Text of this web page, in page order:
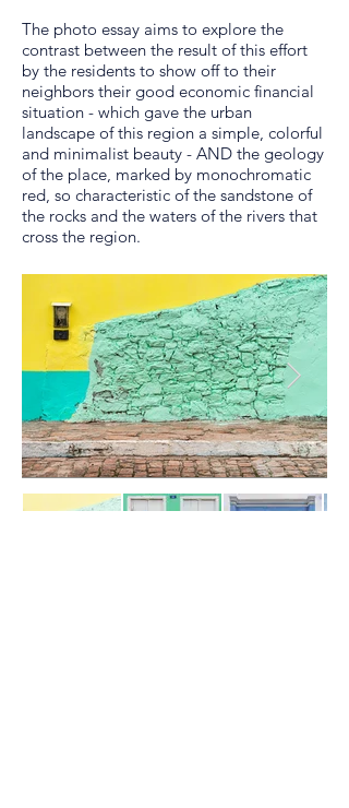
The photo essay aims to explore the
contrast between the result of this effort
by the residents to show off to their
neighbors their good economic financial
situation - which gave the urban
landscape of this region a simple, colorful
and minimalist beauty - AND the geology
of the place, marked by monochromatic
red, so characteristic of the sandstone of
the rocks and the waters of the rivers that
cross the region.